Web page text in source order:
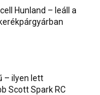
Hunland – leáll a
– ilyen lett
Scott Spark RC